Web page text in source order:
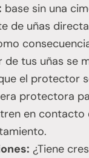
base sin una
de uñas
de tus uñas se
el protector
protectora
en
¿Tiene